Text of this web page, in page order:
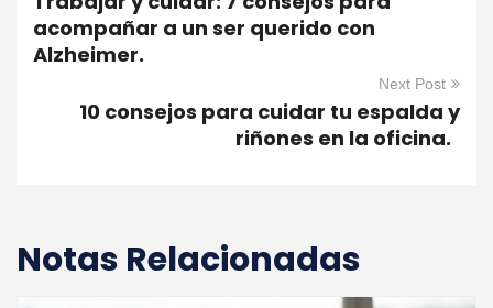
acompañar a un ser querido con
Alzheimer.
Next Post
10 consejos para cuidar tu espalda y
riñones en la oficina.
Notas Relacionadas